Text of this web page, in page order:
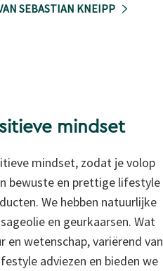
SEBASTIAN KNEIPP
mindset
mindset, zodat je volop
bewuste en prettige lifestyle
We hebben natuurlijke
en geurkaarsen. Wat
en wetenschap, variërend van
adviezen en bieden we